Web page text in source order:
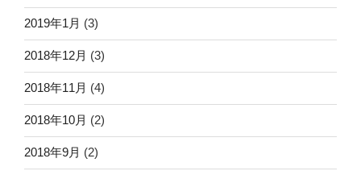
2019年1月 (3)
2018年12月 (3)
2018年11月 (4)
2018年10月 (2)
2018年9月 (2)